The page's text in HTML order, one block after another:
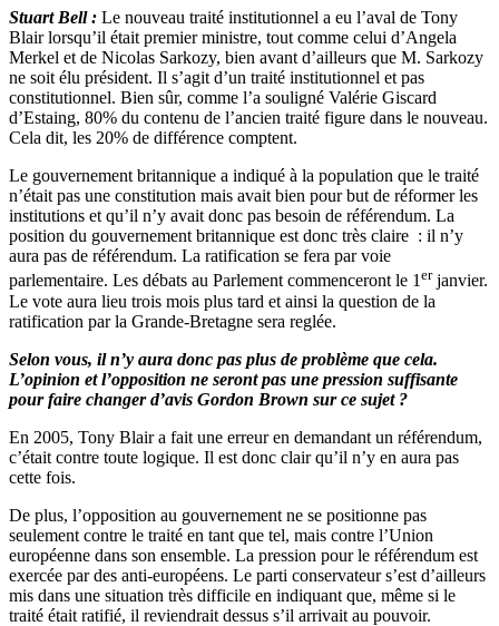
Stuart Bell : Le nouveau traité institutionnel a eu l’aval de Tony
Blair lorsqu’il était premier ministre, tout comme celui d’Angela
Merkel et de Nicolas Sarkozy, bien avant d’ailleurs que M. Sarkozy
ne soit élu président. Il s’agit d’un traité institutionnel et pas
constitutionnel. Bien sûr, comme l’a souligné Valérie Giscard
d’Estaing, 80% du contenu de l’ancien traité figure dans le nouveau.
Cela dit, les 20% de différence comptent.
Le gouvernement britannique a indiqué à la population que le traité
n’était pas une constitution mais avait bien pour but de réformer les
institutions et qu’il n’y avait donc pas besoin de référendum. La
position du gouvernement britannique est donc très claire : il n’y
aura pas de référendum. La ratification se fera par voie
parlementaire. Les débats au Parlement commenceront le 1erjanvier.
Le vote aura lieu trois mois plus tard et ainsi la question de la
ratification par la Grande-Bretagne sera reglée.
Selon vous, il n’y aura donc pas plus de problème que cela.
L’opinion et l’opposition ne seront pas une pression suffisante
pour faire changer d’avis Gordon Brown sur ce sujet ?
En 2005, Tony Blair a fait une erreur en demandant un référendum,
c’était contre toute logique. Il est donc clair qu’il n’y en aura pas
cette fois.
De plus, l’opposition au gouvernement ne se positionne pas
seulement contre le traité en tant que tel, mais contre l’Union
européenne dans son ensemble. La pression pour le référendum est
exercée par des anti-européens. Le parti conservateur s’est d’ailleurs
mis dans une situation très difficile en indiquant que, même si le
traité était ratifié, il reviendrait dessus s’il arrivait au pouvoir.